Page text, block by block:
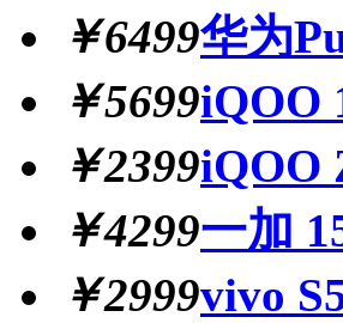
￥6499华为
￥5699iQOO
￥2399iQOO
￥4299一加
￥2999vivo